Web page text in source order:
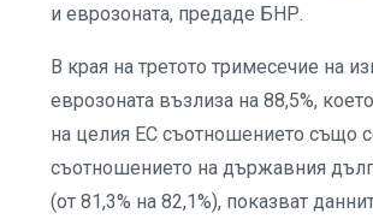
и еврозоната, предаде БНР.
В края на третото тримесечие на
еврозоната възлиза на 88,5%,
на целия ЕС съотношението също
съотношението на държавния
(от 81,3% на 82,1%), показват